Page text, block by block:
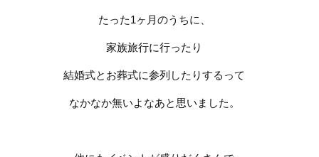
たった1ヶ月のうちに、
家族旅行に行ったり
結婚式とお葬式に参列したりするって
なかなか無いよなあと思いました。